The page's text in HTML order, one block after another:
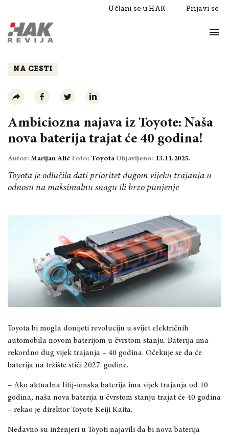
Učlani se u HAK Prijavi se
Razgovori
NA CESTI
Ambiciozna najava iz Toyote: Naša
nova baterija trajat će 40 godina!
Autor: Marijan Alić Foto: Toyota Objavljeno: 13.11.2025.
Toyota je odlučila dati prioritet dugom vijeku trajanja u
odnosu na maksimalnu snagu ili brzo punjenje
Toyota bi mogla donijeti revoluciju u svijet električnih
automobila novom baterijom u čvrstom stanju. Baterija ima
rekordno dug vijek trajanja – 40 godina. Očekuje se da će
baterija na tržište stići 2027. godine.
– Ako aktualna litij-ionska baterija ima vijek trajanja od 10
godina, naša nova baterija u čvrstom stanju trajat će 40 godina
– rekao je direktor Toyote Keiji Kaita.
Nedavno su inženjeri u Toyoti najavili da bi nova baterija